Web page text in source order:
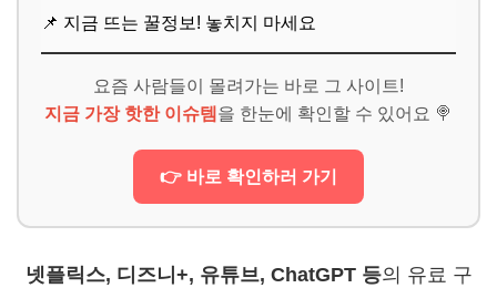
📌 지금 뜨는 꿀정보! 놓치지 마세요
요즘 사람들이 몰려가는 바로 그 사이트!
지금 가장 핫한 이슈템 을 한눈에 확인할 수 있어요 🍭
👉 바로 확인하러 가기
넷플릭스, 디즈니+, 유튜브, ChatGPT 등의 유료 구